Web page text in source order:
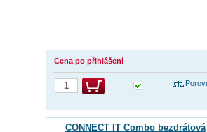
Cena po přihlášení
CONNECT IT Combo bezdrátová